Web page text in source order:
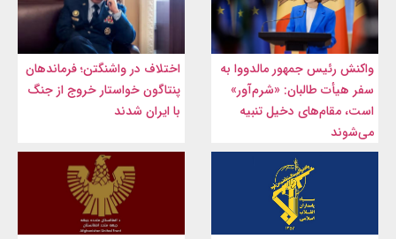
واکنش رئیس جمهور مالدووا به
سفر هیأت طالبان: «شرم‌آور»
است، مقام‌های دخیل تنبیه
می‌شوند
اختلاف در واشنگتن؛ فرماندهان
پنتاگون خواستار خروج از جنگ
با ایران شدند